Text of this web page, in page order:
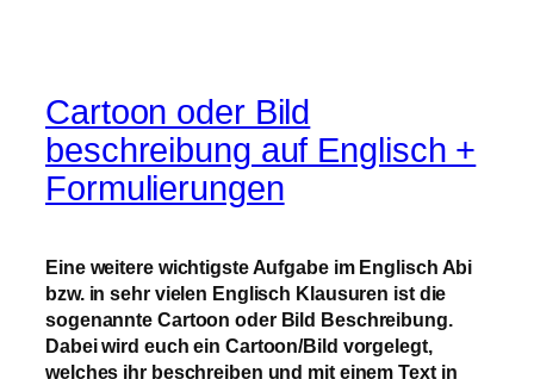
Cartoon oder Bild
beschreibung auf Englisch +
Formulierungen
Eine weitere wichtigste Aufgabe im Englisch Abi
bzw. in sehr vielen Englisch Klausuren ist die
sogenannte Cartoon oder Bild Beschreibung.
Dabei wird euch ein Cartoon/Bild vorgelegt,
welches ihr beschreiben und mit einem Text in